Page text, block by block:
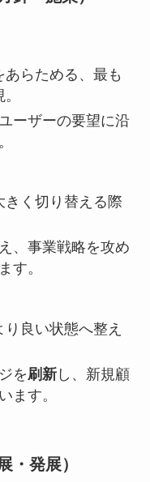
らためる、最も
ーザーの要望に沿
く切り替える際
、事業戦略を攻め
す。
良い状態へ整え
を刷新し、新規顧
ます。
・発展）